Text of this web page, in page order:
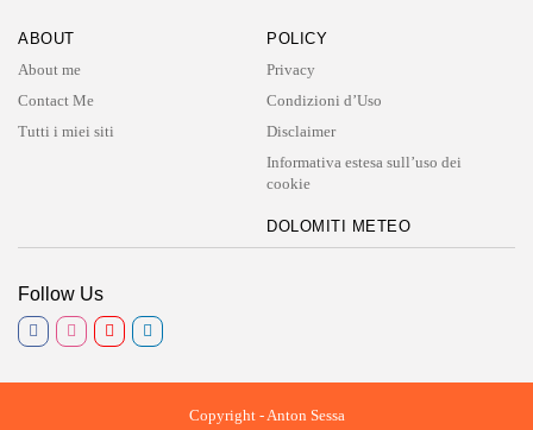
ABOUT
About me
Contact Me
Tutti i miei siti
POLICY
Privacy
Condizioni d’Uso
Disclaimer
Informativa estesa sull’uso dei
cookie
DOLOMITI METEO
Follow Us
Copyright - Anton Sessa